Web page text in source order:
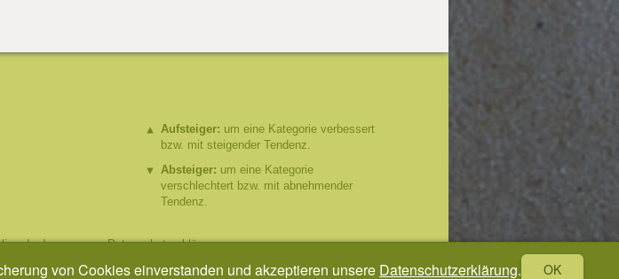
von Cookies einverstanden und akzeptieren unsere Datenschutzerklärung. OK
Aufsteiger: um eine Kategorie verbessert
bzw. mit steigender Tendenz.
Absteiger: um eine Kategorie
verschlechtert bzw. mit abnehmender
Tendenz.
,Impressum,Datenschutzerklärung